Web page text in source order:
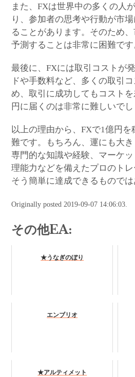
また、FXは世界中の多くの人
り、参加者の思考や行動が市
ることがあります。そのため
予測することは非常に困難です
最後に、FXには取引コストが
ドや手数料など、多くの取引
め、取引に成功してもコスト
円に届くのは非常に難しいでし
以上の理由から、FXで1億円を
難です。もちろん、運にも大き
専門的な知識や経験、マーケ
理能力などを備えたプロのトレ
そう簡単に達成できるものでは
Originally posted 2019-09-07 14:06:03.
その他EA:
★うなぎのぼり
エンブリオ
★アルティメット